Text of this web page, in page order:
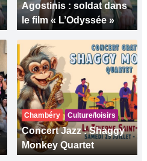
Agostinis : soldat dans
le film « L’Odyssée »
Chambéry Culture/loisirs
Concert Jazz : Shaggy
Monkey Quartet